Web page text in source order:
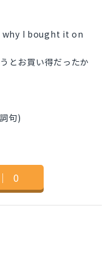
I bought it on
とお買い得だったか
句)
｜ 0